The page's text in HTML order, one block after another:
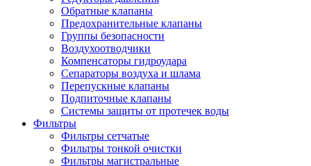
Обратные клапаны
Предохранительные клапаны
Группы безопасности
Воздухоотводчики
Компенсаторы гидроудара
Сепараторы воздуха и шлама
Перепускные клапаны
Подпиточные клапаны
Системы защиты от протечек воды
Фильтры
Фильтры сетчатые
Фильтры тонкой очистки
Фильтры магистральные